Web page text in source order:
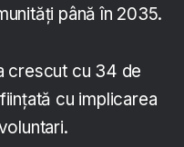
până în 2035.
crescut cu 34 de
cu implicarea